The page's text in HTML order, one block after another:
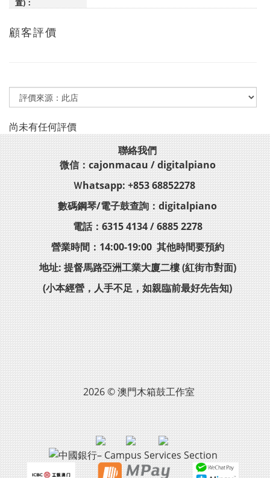
置)：
顧客評價
尚未有任何評價
聯絡我們
微信：cajonmacau / digitalpiano
Ｗhatsapp: +853 68852278
數碼鋼琴/電子鼓查詢：digitalpiano
電話：6315 4134 / 6885 2278
營業時間：14:00-19:00 其他時間要預約
地址: 提督馬路亞洲工業大廈二樓 (紅街市對面)
(小本經營，人手不足，如親臨前最好先告知)
2026 © 澳門木箱鼓工作室